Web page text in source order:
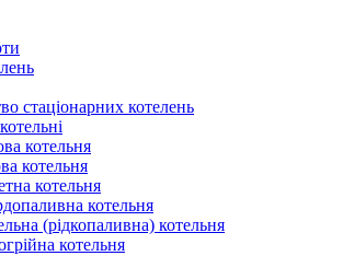
стаціонарних котелень
котельня
котельня
котельня
котельня
(рідкопаливна) котельня
котельня